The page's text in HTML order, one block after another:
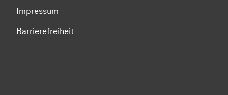
Impressum
Barrierefreiheit